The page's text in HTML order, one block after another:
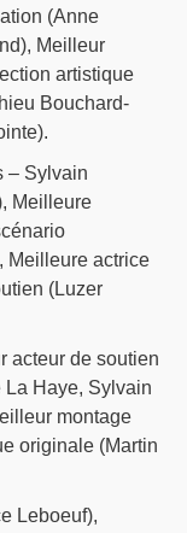
(Anne
Meilleur
artistique
Bouchard-
– Sylvain
Meilleure
Meilleure actrice
(Luzer
acteur de soutien
La Haye, Sylvain
montage
originale (Martin
Leboeuf),